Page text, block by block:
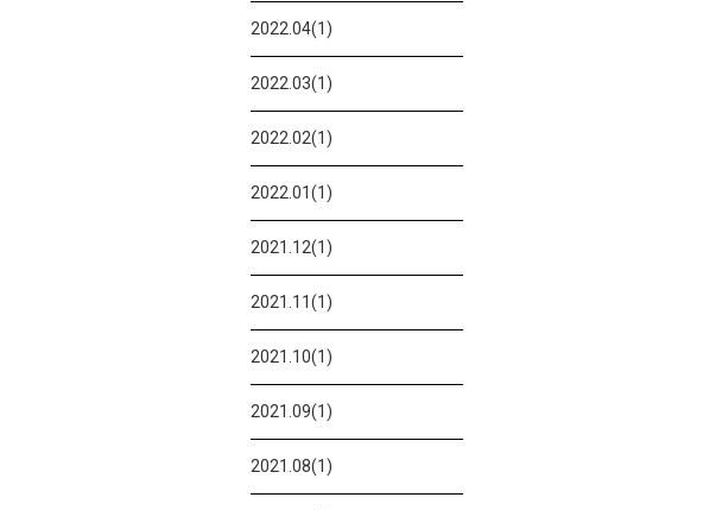
2022.04(1)
2022.03(1)
2022.02(1)
2022.01(1)
2021.12(1)
2021.11(1)
2021.10(1)
2021.09(1)
2021.08(1)